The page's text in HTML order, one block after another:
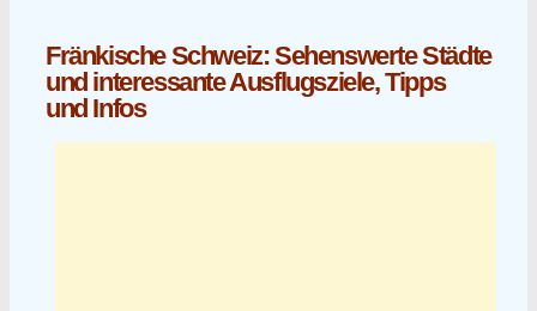
Fränkische Schweiz: Sehenswerte Städte
und interessante Ausflugsziele, Tipps
und Infos